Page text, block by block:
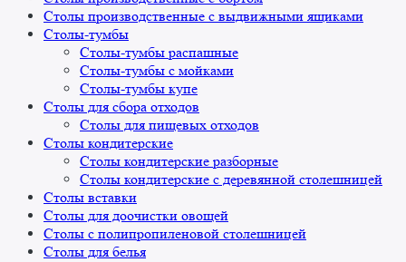
Столы производственные с выдвижными ящиками
Столы-тумбы
Столы-тумбы распашные
Столы-тумбы с мойками
Столы-тумбы купе
Столы для сбора отходов
Столы для пищевых отходов
Столы кондитерские
Столы кондитерские разборные
Столы кондитерские с деревянной столешницей
Столы вставки
Столы для доочистки овощей
Столы с полипропиленовой столешницей
Столы для белья